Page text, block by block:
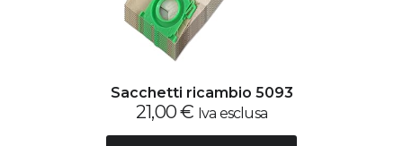
Sacchetti ricambio 5093
21,00€ Iva esclusa